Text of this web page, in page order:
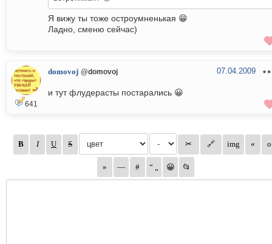
Я вижу ты тоже остроумненькая 😁
Ладно, сменю сейчас)
641
domovoj @domovoj 07.04.2009
и тут флудерасты постарались 😀